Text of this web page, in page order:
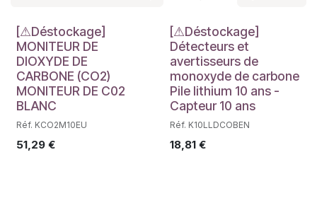
Déstockage
[⚠Déstockage]
MONITEUR DE
DIOXYDE DE
CARBONE (CO2)
MONITEUR DE C02
BLANC
Réf. KCO2M10EU
51,29 €
Déstockage
[⚠Déstockage]
Détecteurs et
avertisseurs de
monoxyde de carbone
Pile lithium 10 ans -
Capteur 10 ans
Réf. K10LLDCOBEN
18,81€